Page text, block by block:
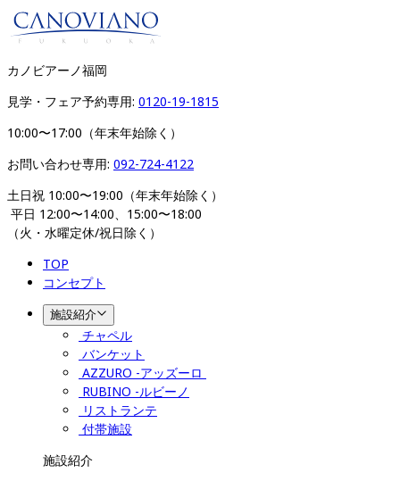
カノビアーノ福岡
見学・フェア予約専用: 0120-19-1815
10:00〜17:00（年末年始除く）
お問い合わせ専用: 092-724-4122
土日祝 10:00〜19:00（年末年始除く）
平日 12:00〜14:00、15:00〜18:00
（火・水曜定休/祝日除く）
TOP
コンセプト
施設紹介
チャペル
バンケット
AZZURO -アッズーロ
RUBINO -ルビーノ
リストランテ
付帯施設
施設紹介